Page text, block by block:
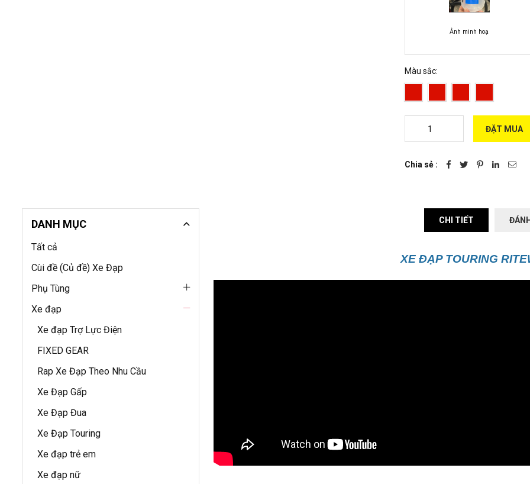
Ảnh minh hoạ
Màu sắc:
ĐẶT MUA
Chia sẻ :
DANH MỤC
Tất cả
Cùi đề (Củ đề) Xe Đạp
Phụ Tùng
Xe đạp
Xe đạp Trợ Lực Điện
FIXED GEAR
Rap Xe Đạp Theo Nhu Cầu
Xe Đạp Gấp
Xe Đạp Đua
Xe Đạp Touring
Xe đạp trẻ em
Xe đạp nữ
CHI TIẾT
XE ĐẠP TOURING